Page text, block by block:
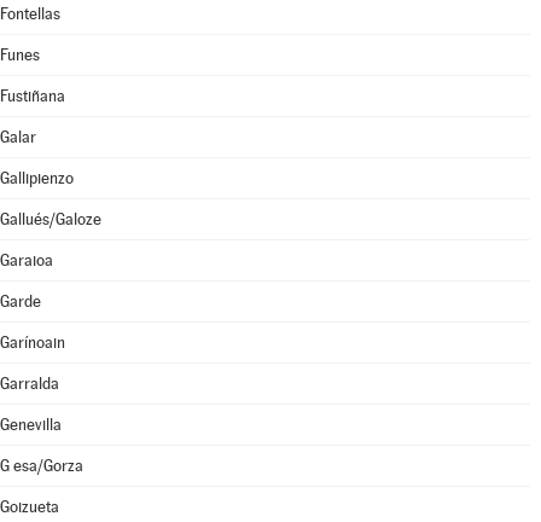
Fontellas
Funes
Fustiñana
Galar
Gallipienzo
Gallués/Galoze
Garaioa
Garde
Garínoain
Garralda
Genevilla
G esa/Gorza
Goizueta